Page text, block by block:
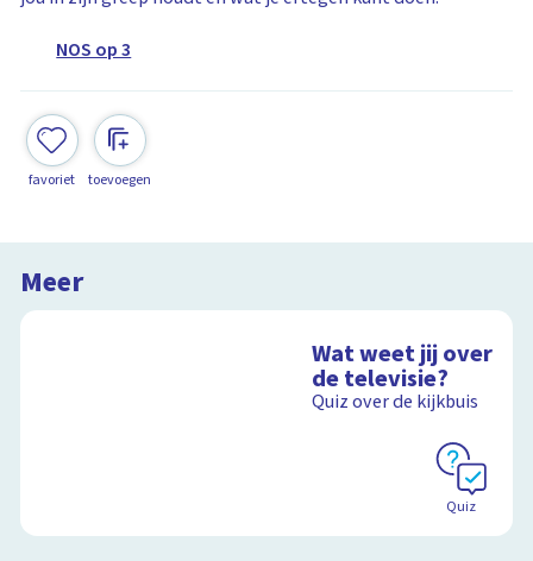
NOS op 3
favoriet toevoegen
Meer
Wat weet jij over
de televisie?
Quiz over de kijkbuis
Quiz